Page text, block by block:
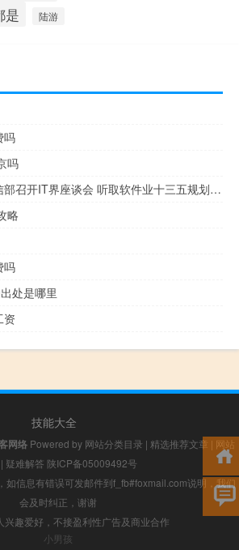
是 陆游
吗
吗
前沿科技时讯：工信部召开IT界座谈会 听取软件业十三五规划意见
略
吗
处是哪里
资
技能大全
网络 Powered by 网站分类目录 | 精选推荐文章 | 网站
| 疑难解答 陕ICP备05009492号
如信息有错误可发邮件到f_fb#foxmail.com说明，我们
会及时纠正，谢谢
兴趣爱好，不接盈利性广告及商业合作
小男孩